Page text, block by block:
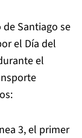
Santiago se
el Día del
el
3, el primer